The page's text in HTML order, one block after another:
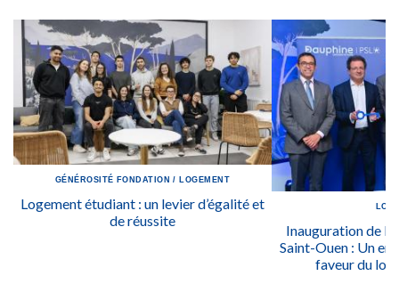
GÉNÉROSITÉ FONDATION / LOGEMENT
Logement étudiant : un levier d’égalité et
de réussite
Inauguration de la
Saint-Ouen : Un
faveur du